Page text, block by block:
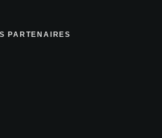
PARTENAIRES